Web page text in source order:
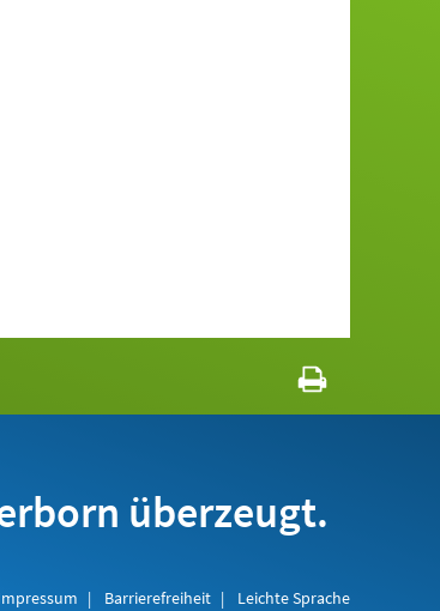
überzeugt.
Barrierefreiheit Leichte Sprache